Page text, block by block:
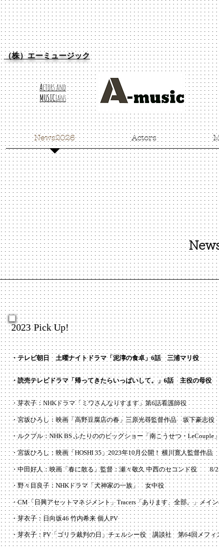
（株）エーミュージック
Actors and
MUSICians
News2026 Actors
2023 Pick Up!
・テレビ朝日 土曜ナイトドラマ「泥濘の食卓」​6話 三浦マリ役
・読売テレビドラマ「帰ってきたらいっぱいして。」 ​6話 主役の母役
・芽衣子：NHKドラマ「ミワさんなりすます」第6話看護師役
・宮坂ひろし：映画「高野豆腐店の春」三原光尋監督作品 坂下豪志
・ルクプル：NHK BS ふたりののビッグショー「南こうせつ・
・宮坂ひろし：映画「HOSHI 35」2023年10月公開！ 横川寛人監督作品
・中田好人：映画「春に散る」監督：瀬々敬久中西のセコンド役8/25
・野々目良子：NHKドラマ「犬神家の一族」 ​ 女中役
・CM「日興アセットマネジメント」Tracers「あります、全部。」メイ
・芽衣子： 日向坂46 竹内希来 個人PV
・芽衣子：PV「ゴリラ裁判​の日」チェルシー役 講談社 第64回メフ